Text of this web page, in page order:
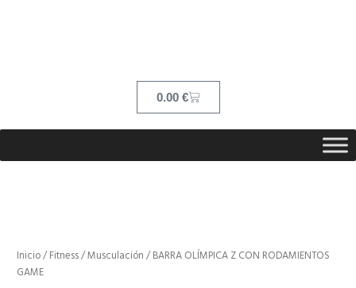
0.00 €Cart
Inicio/Fitness/Musculación / BARRA OLÍMPICA Z CON RODAMIENTOS
GAME
Z
CON